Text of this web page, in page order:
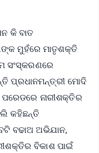
କି ବାତ
ମୁହଁରେ ମାତୃଶକ୍ତି
ସଂସ୍କରଣରେ
ପ୍ରଧାନମନ୍ତ୍ରୀ ମୋଦି
ନାରୀଶକ୍ତିର
କହିଛନ୍ତି
ବଢାଅ ଅଭିଯାନ,
ବିକାଶ ପାଇଁ